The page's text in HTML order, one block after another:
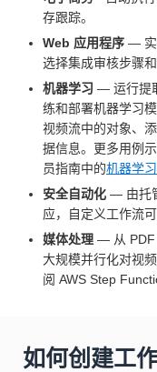
存跟踪。
Web 应用程序 — 实
选择集成审核步骤
机器学习 — 运行提
练和部署机器学习
视频流中的对象、
据信息。更多用例
员指南中的机器学习
安全自动化 — 由托
应，自定义工作流
媒体处理 — 从 PDF
大规模并行化对视
阅 AWS Step
如何创建工作